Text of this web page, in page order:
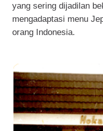
yang sering dijadilan
mengadaptasi menu
orang Indonesia.